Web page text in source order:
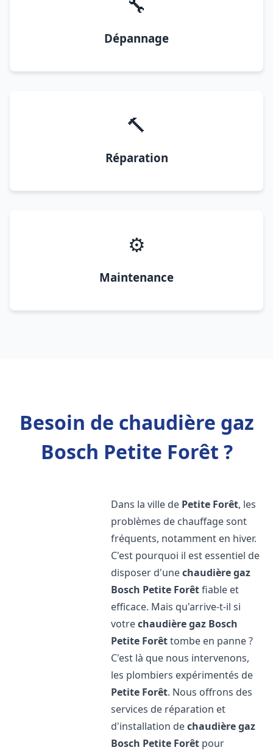
Dépannage
🔨
Réparation
⚙️
Maintenance
Besoin de chaudière gaz
Bosch Petite Forêt ?
Dans la ville de Petite Forêt, les
problèmes de chauffage sont
fréquents, notamment en hiver.
C'est pourquoi il est essentiel de
disposer d'unechaudière gaz
Bosch Petite Forêtfiable et
efficace. Mais qu'arrive-t-il si
votrechaudière gaz Bosch
Petite Forêttombe en panne ?
C'est là que nous intervenons,
les plombiers expérimentés de
Petite Forêt. Nous offrons des
services de réparation et
d'installation dechaudière gaz
Bosch Petite Forêt pour